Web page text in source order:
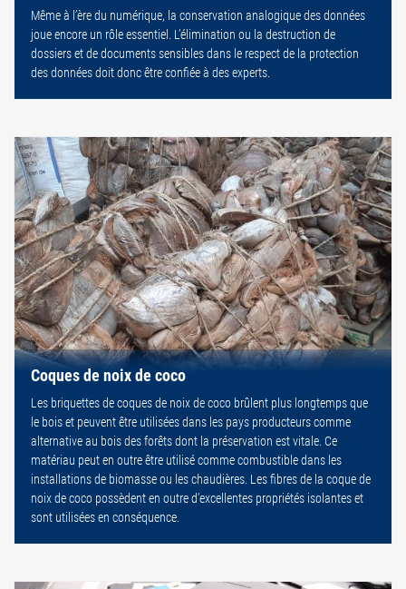
Même à l’ère du numérique, la conservation analogique des données
joue encore un rôle essentiel. L’élimination ou la destruction de
dossiers et de documents sensibles dans le respect de la protection
des données doit donc être confiée à des experts.
Coques de noix de coco
Les briquettes de coques de noix de coco brûlent plus longtemps que
le bois et peuvent être utilisées dans les pays producteurs comme
alternative au bois des forêts dont la préservation est vitale. Ce
matériau peut en outre être utilisé comme combustible dans les
installations de biomasse ou les chaudières. Les fibres de la coque de
noix de coco possèdent en outre d’excellentes propriétés isolantes et
sont utilisées en conséquence.